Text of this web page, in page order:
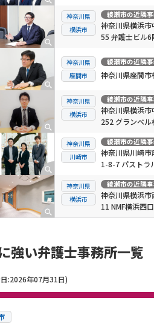
神奈川県
横浜市
綾瀬市の近隣
神奈川県横浜市
55 弁護士ビル6
神奈川県
座間市
綾瀬市の近隣
神奈川県座間
神奈川県
横浜市
綾瀬市の近隣
神奈川県横浜市
252 グランベ
神奈川県
川崎市
綾瀬市の近隣
神奈川県川崎市
1-8-7 パストラ
神奈川県
横浜市
綾瀬市の近隣
神奈川県横浜
11 NMF横浜西
強い弁護士事務所一覧
:2026年07月31日)